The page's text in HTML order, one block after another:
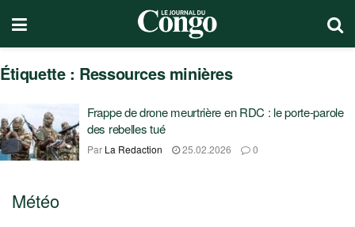
Étiquette : Ressources minières
Frappe de drone meurtrière en RDC : le porte-parole
des rebelles tué
Par La Redaction 25.02.2026 0
Météo